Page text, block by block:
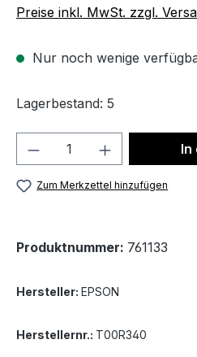
Preise inkl. MwSt. zzgl.
Nur noch wenige
Lagerbestand: 5
Produkt Anzahl: In
Zum Merkzettel hinzufügen
Produktnummer: 761133
Hersteller: EPSON
Herstellernr.: T00R340